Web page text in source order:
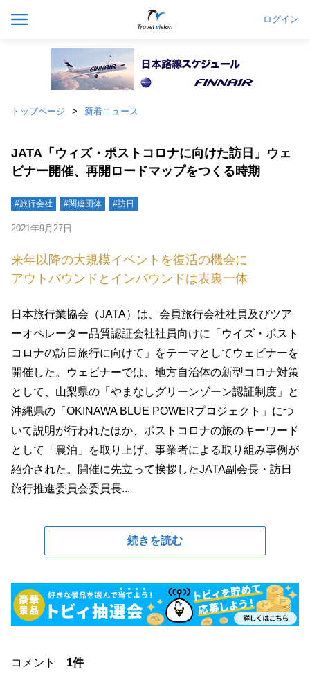
ログイン
トップページ 新着ニュース
JATA「ウィズ・ポストコロナに向けた訪日」ウェ
ビナー開催、再開ロードマップをつくる時期
#旅行会社 #関連団体 #訪日
2021年9月27日
来年以降の大規模イベントを復活の機会に
アウトバウンドとインバウンドは表裏一体
日本旅行業協会（JATA）は、会員旅行会社社員及びツア
ーオペレーター品質認証会社社員向けに「ウイズ・ポスト
コロナの訪日旅行に向けて」をテーマとしてウェビナーを
開催した。ウェビナーでは、地方自治体の新型コロナ対策
として、山梨県の「やまなしグリーンゾーン認証制度」と
沖縄県の「OKINAWA BLUE POWERプロジェクト」につ
いて説明が行われたほか、ポストコロナの旅のキーワード
として「農泊」を取り上げ、事業者による取り組み事例が
紹介された。開催に先立って挨拶したJATA副会長・訪日
旅行推進委員会委員長...
続きを読む
コメント 1件